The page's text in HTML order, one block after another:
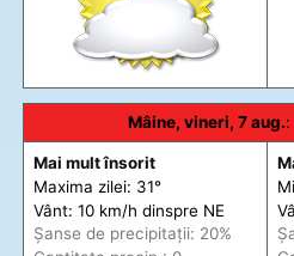
Mâine, vineri, 7 aug.:
Mai mult însorit
Maxima zilei: 31°
Vânt: 10 km/h dinspre NE
Șanse de precipitații: 20%